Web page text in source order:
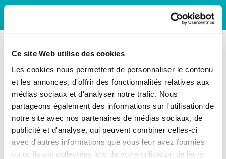
Ce site Web utilise des cookies
Les cookies nous permettent de personnaliser le contenu
et les annonces, d'offrir des fonctionnalités relatives aux
médias sociaux et d'analyser notre trafic. Nous
partageons également des informations sur l'utilisation de
notre site avec nos partenaires de médias sociaux, de
publicité et d'analyse, qui peuvent combiner celles-ci
avec d'autres informations que vous leur avez fournies
ou qu'ils ont collectées lors de votre utilisation de leurs